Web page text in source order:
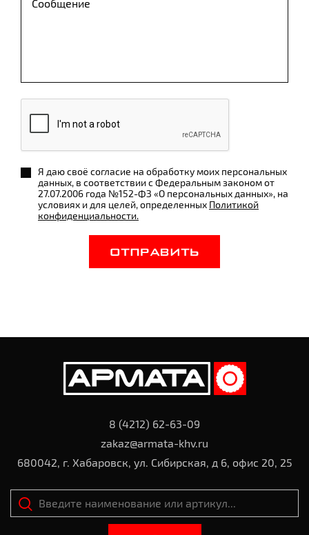
Я даю своё согласие на обработку моих персональных
данных, в соответствии с Федеральным законом от
27.07.2006 года №152-ФЗ «О персональных данных», на
условиях и для целей, определенных Политикой
конфиденциальности.
ОТПРАВИТЬ
8 (4212) 62-63-09
zakaz@armata-khv.ru
680042, г. Хабаровск, ул. Сибирская, д 6, офис 20, 25